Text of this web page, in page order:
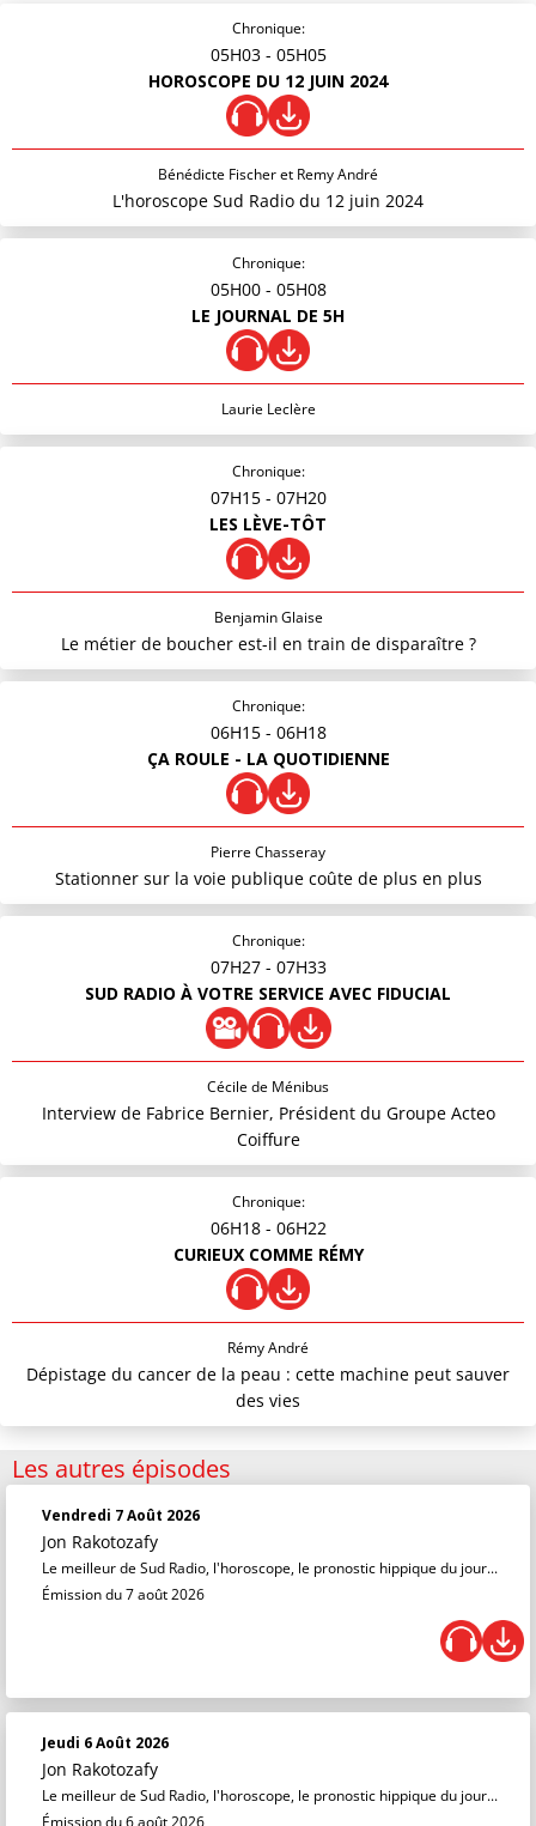
Chronique:
05H03 - 05H05
HOROSCOPE DU 12 JUIN 2024
Bénédicte Fischer et Remy André
L'horoscope Sud Radio du 12 juin 2024
Chronique:
05H00 - 05H08
LE JOURNAL DE 5H
Laurie Leclère
Chronique:
07H15 - 07H20
LES LÈVE-TÔT
Benjamin Glaise
Le métier de boucher est-il en train de disparaître ?
Chronique:
06H15 - 06H18
ÇA ROULE - LA QUOTIDIENNE
Pierre Chasseray
Stationner sur la voie publique coûte de plus en plus
Chronique:
07H27 - 07H33
SUD RADIO À VOTRE SERVICE AVEC FIDUCIAL
Cécile de Ménibus
Interview de Fabrice Bernier, Président du Groupe Acteo
Coiffure
Chronique:
06H18 - 06H22
CURIEUX COMME RÉMY
Rémy André
Dépistage du cancer de la peau : cette machine peut sauver
des vies
Les autres épisodes
Vendredi 7 Août 2026
Jon Rakotozafy
Le meilleur de Sud Radio, l'horoscope, le pronostic hippique du jour...
Émission du 7 août 2026
Jeudi 6 Août 2026
Jon Rakotozafy
Le meilleur de Sud Radio, l'horoscope, le pronostic hippique du jour...
Émission du 6 août 2026